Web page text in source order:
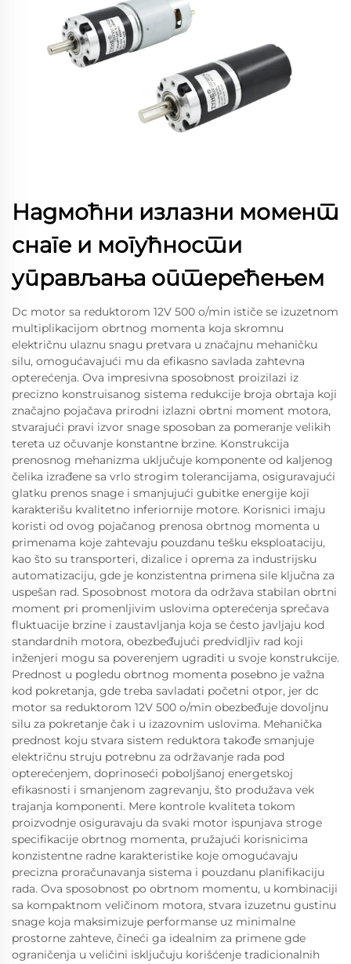
Надмоћни излазни момент
снаге и могућности
управљања оптерећењем
Dc motor sa reduktorom 12V 500 o/min ističe se izuzetnom
multiplikacijom obrtnog momenta koja skromnu
električnu ulaznu snagu pretvara u značajnu mehaničku
silu, omogućavajući mu da efikasno savlada zahtevna
opterećenja. Ova impresivna sposobnost proizilazi iz
precizno konstruisanog sistema redukcije broja obrtaja koji
značajno pojačava prirodni izlazni obrtni moment motora,
stvarajući pravi izvor snage sposoban za pomeranje velikih
tereta uz očuvanje konstantne brzine. Konstrukcija
prenosnog mehanizma uključuje komponente od kaljenog
čelika izrađene sa vrlo strogim tolerancijama, osiguravajući
glatku prenos snage i smanjujući gubitke energije koji
karakterišu kvalitetno inferiornije motore. Korisnici imaju
koristi od ovog pojačanog prenosa obrtnog momenta u
primenama koje zahtevaju pouzdanu tešku eksploataciju,
kao što su transporteri, dizalice i oprema za industrijsku
automatizaciju, gde je konzistentna primena sile ključna za
uspešan rad. Sposobnost motora da održava stabilan obrtni
moment pri promenljivim uslovima opterećenja sprečava
fluktuacije brzine i zaustavljanja koja se često javljaju kod
standardnih motora, obezbeđujući predvidljiv rad koji
inženjeri mogu sa poverenjem ugraditi u svoje konstrukcije.
Prednost u pogledu obrtnog momenta posebno je važna
kod pokretanja, gde treba savladati početni otpor, jer dc
motor sa reduktorom 12V 500 o/min obezbeđuje dovoljnu
silu za pokretanje čak i u izazovnim uslovima. Mehanička
prednost koju stvara sistem reduktora takođe smanjuje
električnu struju potrebnu za održavanje rada pod
opterećenjem, doprinoseći poboljšanoj energetskoj
efikasnosti i smanjenom zagrevanju, što produžava vek
trajanja komponenti. Mere kontrole kvaliteta tokom
proizvodnje osiguravaju da svaki motor ispunjava stroge
specifikacije obrtnog momenta, pružajući korisnicima
konzistentne radne karakteristike koje omogućavaju
precizna proračunavanja sistema i pouzdanu planifikaciju
rada. Ova sposobnost po obrtnom momentu, u kombinaciji
sa kompaktnom veličinom motora, stvara izuzetnu gustinu
snage koja maksimizuje performanse uz minimalne
prostorne zahteve, čineći ga idealnim za primene gde
ograničenja u veličini isključuju korišćenje tradicionalnih